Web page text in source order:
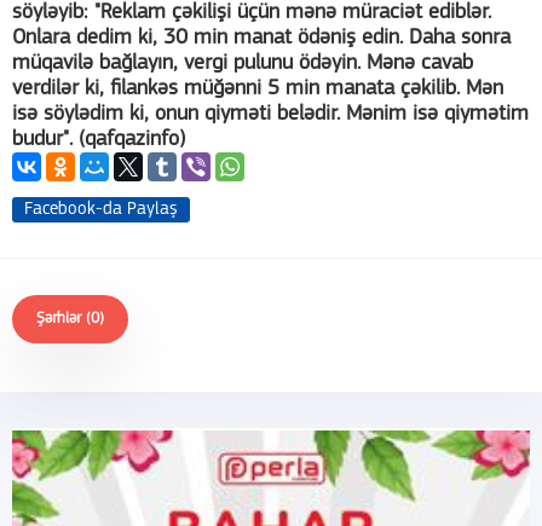
söyləyib: "Reklam çəkilişi üçün mənə müraciət ediblər.
Onlara dedim ki, 30 min manat ödəniş edin. Daha sonra
müqavilə bağlayın, vergi pulunu ödəyin. Mənə cavab
verdilər ki, filankəs müğənni 5 min manata çəkilib. Mən
isə söylədim ki, onun qiyməti belədir. Mənim isə qiymətim
budur". (qafqazinfo)
Facebook-da Paylaş
Şərhlər (0)